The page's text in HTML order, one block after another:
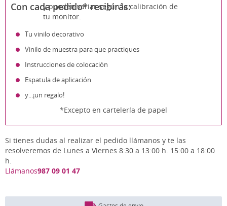
y pueden variar según la calibración de
tu monitor.
Con cada pedido* recibirás:
Tu vinilo decorativo
Vinilo de muestra para que practiques
Instrucciones de colocación
Espatula de aplicación
y...¡un regalo!
*Excepto en cartelería de papel
Si tienes dudas al realizar el pedido llámanos y te las
resolveremos de Lunes a Viernes 8:30 a 13:00 h. 15:00 a 18:00
h.
Llámanos987 09 01 47